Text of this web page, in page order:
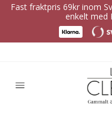
Fast fraktpris 69kr inom
enkelt med